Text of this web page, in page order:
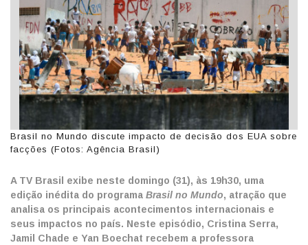
Brasil no Mundo discute impacto de decisão dos EUA sobre
facções (Fotos: Agência Brasil)
A TV Brasil exibe neste domingo (31), às 19h30, uma
edição inédita do programa Brasil no Mundo, atração que
analisa os principais acontecimentos internacionais e
seus impactos no país. Neste episódio, Cristina Serra,
Jamil Chade e Yan Boechat recebem a professora